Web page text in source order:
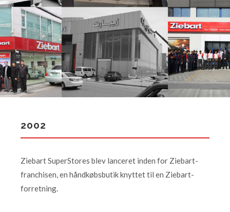
2002
Ziebart SuperStores blev lanceret inden for Ziebart-
franchisen, en håndkøbsbutik knyttet til en Ziebart-
forretning.